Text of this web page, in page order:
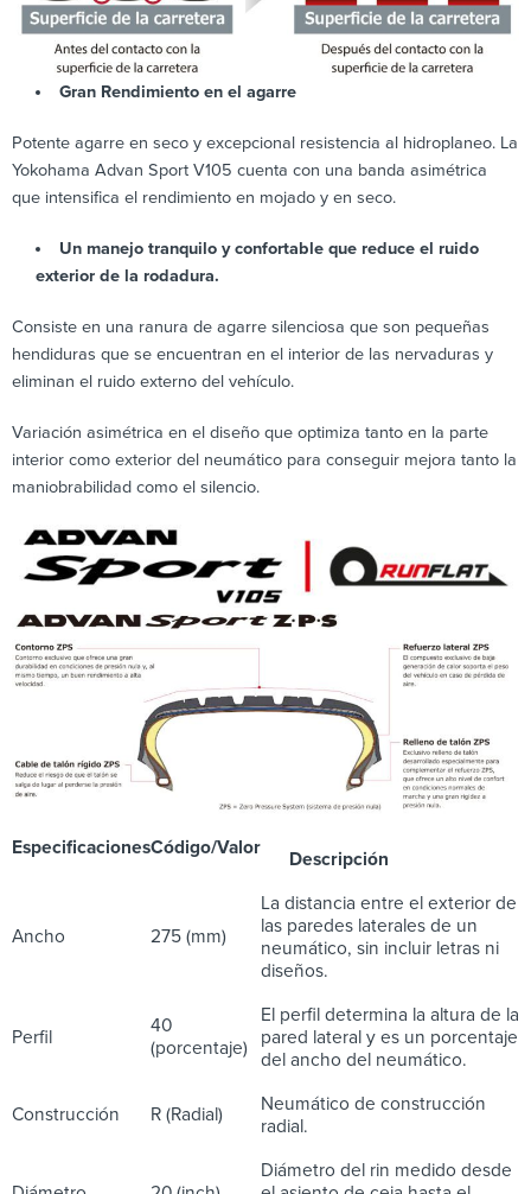
Gran Rendimiento en el agarre
Potente agarre en seco y excepcional resistencia al hidroplaneo. La
Yokohama Advan Sport V105 cuenta con una banda asimétrica
que intensifica el rendimiento en mojado y en seco.
Un manejo tranquilo y confortable que reduce el ruido
exterior de la rodadura.
Consiste en una ranura de agarre silenciosa que son pequeñas
hendiduras que se encuentran en el interior de las nervaduras y
eliminan el ruido externo del vehículo.
Variación asimétrica en el diseño que optimiza tanto en la parte
interior como exterior del neumático para conseguir mejora tanto la
maniobrabilidad como el silencio.
EspecificacionesCódigo/Valor
Descripción
Ancho 275 (mm)
La distancia entre el exterior de
las paredes laterales de un
neumático, sin incluir letras ni
diseños.
Perfil
40
(porcentaje)
El perfil determina la altura de la
pared lateral y es un porcentaje
del ancho del neumático.
Construcción R (Radial)
Neumático de construcción
radial.
Diámetro del rin medido desde